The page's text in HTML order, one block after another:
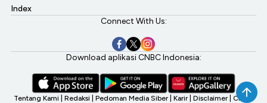
Index
Connect With Us:
Download aplikasi CNBC Indonesia:
Tentang Kami Redaksi Pedoman Media Siber Karir Disclaimer CNBC